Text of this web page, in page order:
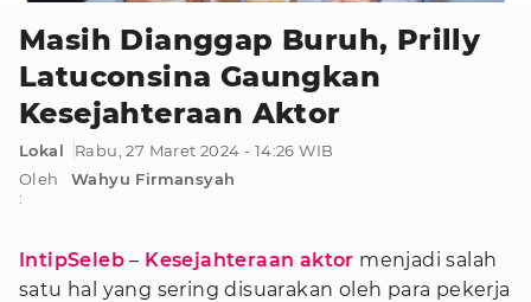
Masih Dianggap Buruh, Prilly
Latuconsina Gaungkan
Kesejahteraan Aktor
Lokal
Rabu, 27 Maret 2024 - 14:26 WIB
Oleh
:
Wahyu Firmansyah
IntipSeleb – Kesejahteraan aktor menjadi salah
satu hal yang sering disuarakan oleh para pekerja